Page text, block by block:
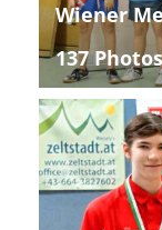
Wiener
137 Photos